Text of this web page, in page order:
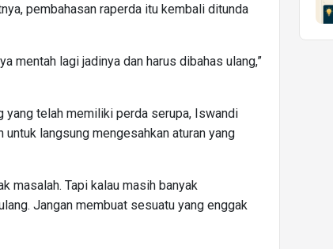
pembahasan raperda itu kembali ditunda
mentah lagi jadinya dan harus dibahas ulang,”
yang telah memiliki perda serupa, Iswandi
langsung mengesahkan aturan yang
masalah. Tapi kalau masih banyak
Jangan membuat sesuatu yang enggak